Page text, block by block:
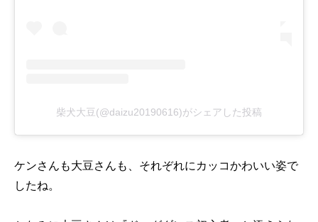
柴犬大豆(@daizu20190616)がシェアした投稿
ケンさんも大豆さんも、それぞれにカッコかわいい姿で
したね。